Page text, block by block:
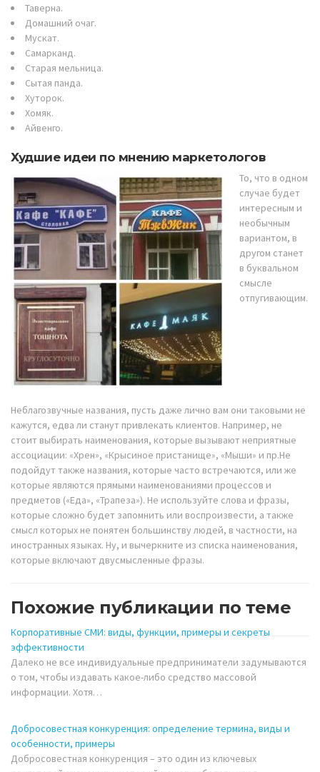
Таверна.
Домашний очаг.
Мускат.
Самарканд.
Старая мельница.
Сытая панда.
Хуторок.
Хомяк.
Айвенго.
Худшие идеи по мнению маркетологов
То, что в одном
случае будет
интересным и
необычным
вариантом, в
другом станет
в буквальном
смысле
отпугивающим.
Неблагозвучные названия, пусть даже лично вам они таковыми не
кажутся, едва ли станут привлекать клиентов. Например, не
стоит выбирать наименования, которые вызывают неприятные
ассоциации: «Хрен», «Крысиное пристанище», «Мыши» и пр.Не
подойдут также названия, которые часто встречаются, или же
которые являются прямыми наименованиями процессов и
предметов («Еда», «Трапеза»). Не используйте слова и фразы,
которые сложно будет запомнить или воспроизвести, а также
смысл которых не понятен большинству людей, в частности, на
иностранных языках. Ну, и вычеркните из списка наименования,
которые включают двусмысленные фразы.
Похожие публикации по теме
Корпоративные СМИ: виды, функции, примеры и секреты
эффективности
Далеко не все индивидуальные предприниматели задумываются
о том, чтобы издавать какое-либо средство массовой
информации. Хотя…
Добросовестная конкуренция: определение термина, виды и
особенности, примеры
Добросовестная конкуренция – это один из ключевых